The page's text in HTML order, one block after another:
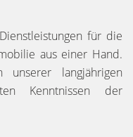
für die
aus einer Hand.
langjährigen
Kenntnissen der